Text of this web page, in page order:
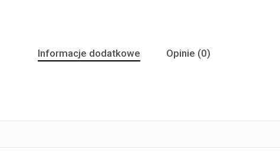
Informacje dodatkowe Opinie (0)